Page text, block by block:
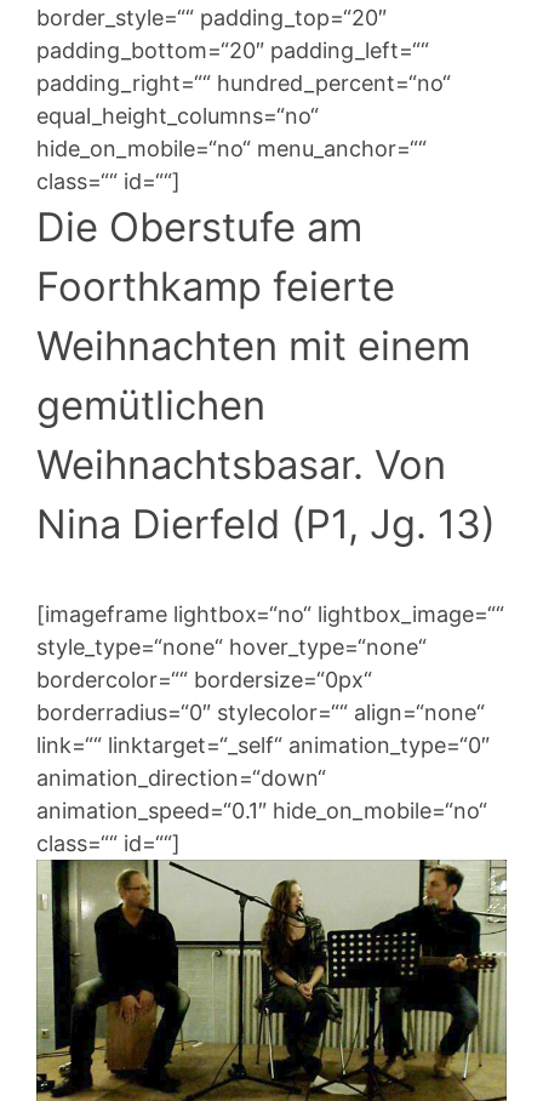
border_style=““ padding_top=“20″
padding_bottom=“20″ padding_left=““
padding_right=““ hundred_percent=“no“
equal_height_columns=“no“
hide_on_mobile=“no“ menu_anchor=““
class=““ id=““]
Die Oberstufe am
Foorthkamp feierte
Weihnachten mit einem
gemütlichen
Weihnachtsbasar. Von
Nina Dierfeld (P1, Jg. 13)
[imageframe lightbox=“no“ lightbox_image=““
style_type=“none“ hover_type=“none“
bordercolor=““ bordersize=“0px“
borderradius=“0″ stylecolor=““ align=“none“
link=““ linktarget=“_self“ animation_type=“0″
animation_direction=“down“
animation_speed=“0.1″ hide_on_mobile=“no“
class=““ id=““]